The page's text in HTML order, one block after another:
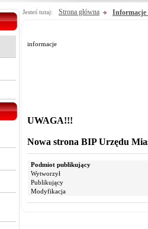
Jesteś tutaj: Strona główna Informacje
informacje
UWAGA!!!
Nowa strona BIP Urzędu
Podmiot publikujący
Wytworzył
Publikujący
Modyfikacja